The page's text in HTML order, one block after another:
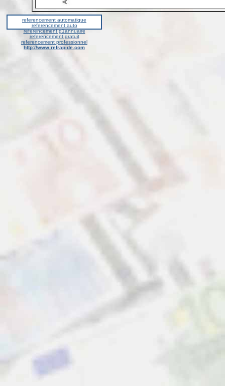
referencement automatique
referencement auto
referencement g1annuaire
referencement gratuit
referencement professionnel
http://www.refrapide.com